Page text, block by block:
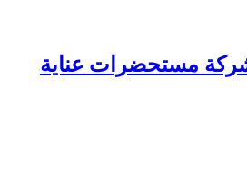
مستحضرات عناية